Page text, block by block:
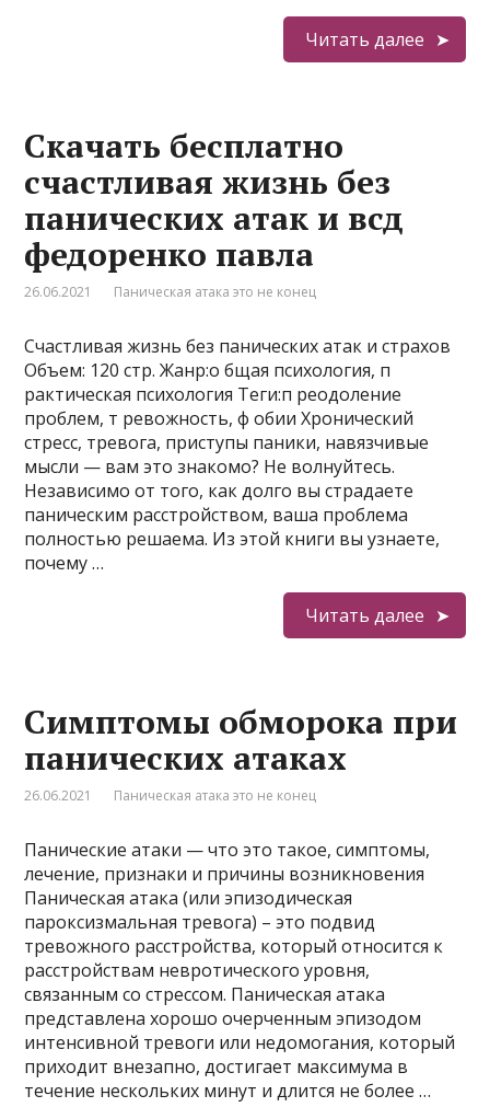
Читать далее
Скачать бесплатно
счастливая жизнь без
панических атак и всд
федоренко павла
26.06.2021 Паническая атака это не конец
Счастливая жизнь без панических атак и страхов
Объем: 120 стр. Жанр:о бщая психология, п
рактическая психология Теги:п реодоление
проблем, т ревожность, ф обии Хронический
стресс, тревога, приступы паники, навязчивые
мысли — вам это знакомо? Не волнуйтесь.
Независимо от того, как долго вы страдаете
паническим расстройством, ваша проблема
полностью решаема. Из этой книги вы узнаете,
почему …
Читать далее
Симптомы обморока при
панических атаках
26.06.2021 Паническая атака это не конец
Панические атаки — что это такое, симптомы,
лечение, признаки и причины возникновения
Паническая атака (или эпизодическая
пароксизмальная тревога) – это подвид
тревожного расстройства, который относится к
расстройствам невротического уровня,
связанным со стрессом. Паническая атака
представлена хорошо очерченным эпизодом
интенсивной тревоги или недомогания, который
приходит внезапно, достигает максимума в
течение нескольких минут и длится не более …